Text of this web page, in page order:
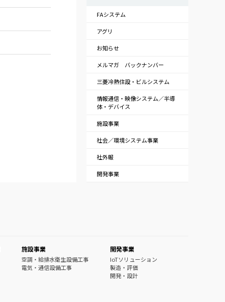
FAシステム
アグリ
お知らせ
メルマガ バックナンバー
三菱冷熱住設・ビルシステム
情報通信・映像システム／半導
体・デバイス
施設事業
社会／環境システム事業
社外報
開発事業
施設事業
空調・給排水衛生設備工事
電気・通信設備工事
開発事業
IoTソリューション
製造・評価
開発・設計